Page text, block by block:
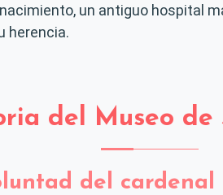
un antiguo hospital
herencia.
del Museo de
del cardenal